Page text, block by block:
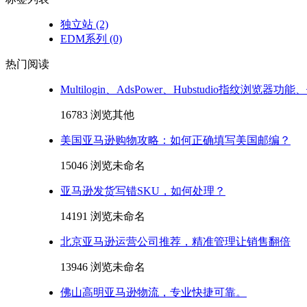
独立站 (2)
EDM系列 (0)
热门阅读
Multilogin、AdsPower、Hubstudio指纹浏览器功能
16783 浏览其他
美国亚马逊购物攻略：如何正确填写美国邮编？
15046 浏览未命名
亚马逊发货写错SKU，如何处理？
14191 浏览未命名
北京亚马逊运营公司推荐，精准管理让销售翻倍
13946 浏览未命名
佛山高明亚马逊物流，专业快捷可靠。